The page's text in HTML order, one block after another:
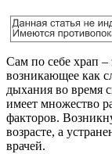
Сам по себе храп –
возникающее как
дыхания во время
имеет множество
факторов.
возрасте, а
врачей.